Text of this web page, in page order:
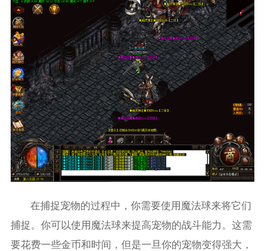
在捕捉宠物的过程中，你需要使用魔法球来将它们
捕捉。你可以使用魔法球来提高宠物的战斗能力。这需
要花费一些金币和时间，但是一旦你的宠物变得强大，